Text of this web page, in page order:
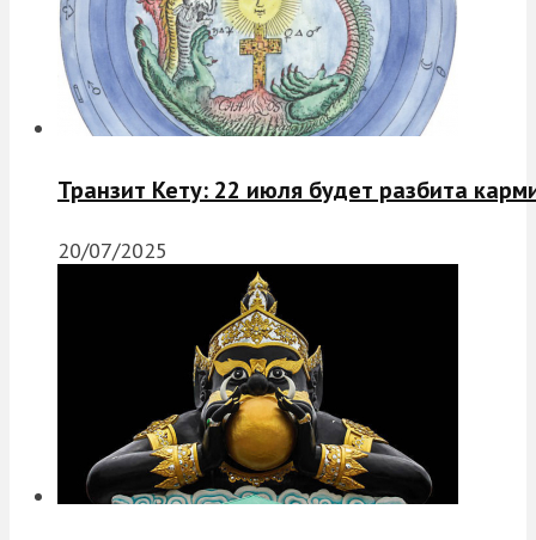
Транзит Кету: 22 июля будет разбита
20/07/2025